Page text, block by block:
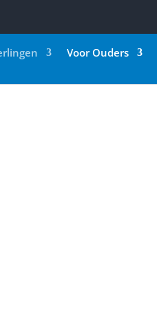
Voor Ouders